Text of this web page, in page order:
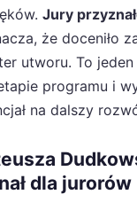
Jury
że doceniło
utworu. To
programu i
na dalszy
dla jurorów